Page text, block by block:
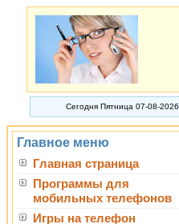
Сегодня Пятница 07-08-2026
Главное меню
Главная страница
Программы для
мобильных телефонов
Игры на телефон